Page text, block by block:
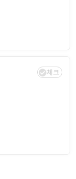
체크